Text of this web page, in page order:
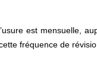
est mensuelle,
fréquence de